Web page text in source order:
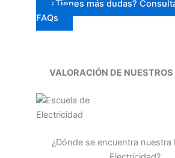
¿Tienes más dudas?
FAQs
VALORACIÓN DE
¿Dónde se encuentra nuestra